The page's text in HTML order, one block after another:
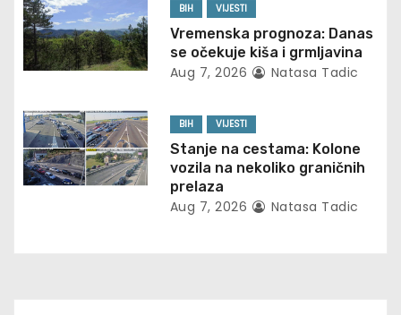
a
t
o
n
BIH VIJESTI
Vremenska prognoza: Danas
se očekuje kiša i grmljavina
Aug 7, 2026 Natasa Tadic
BIH VIJESTI
Stanje na cestama: Kolone
vozila na nekoliko graničnih
prelaza
Aug 7, 2026 Natasa Tadic